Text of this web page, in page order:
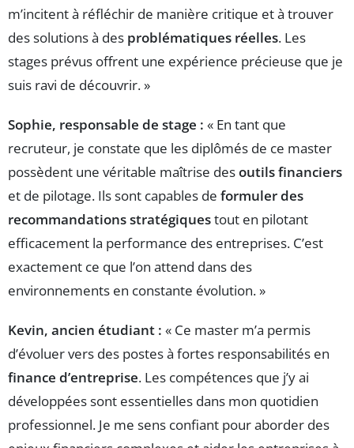
m’incitent à réfléchir de manière critique et à trouver
des solutions à des problématiques réelles. Les
stages prévus offrent une expérience précieuse que je
suis ravi de découvrir. »
Sophie, responsable de stage : « En tant que
recruteur, je constate que les diplômés de ce master
possèdent une véritable maîtrise desoutils financiers
et de pilotage. Ils sont capables de formuler des
recommandations stratégiquestout en pilotant
efficacement la performance des entreprises. C’est
exactement ce que l’on attend dans des
environnements en constante évolution. »
Kevin, ancien étudiant : « Ce master m’a permis
d’évoluer vers des postes à fortes responsabilités en
finance d’entreprise. Les compétences que j’y ai
développées sont essentielles dans mon quotidien
professionnel. Je me sens confiant pour aborder des